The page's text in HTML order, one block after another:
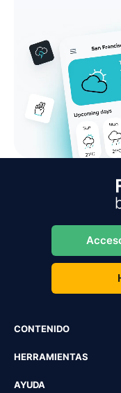
CONTENIDO
HERRAMIENTAS
AYUDA